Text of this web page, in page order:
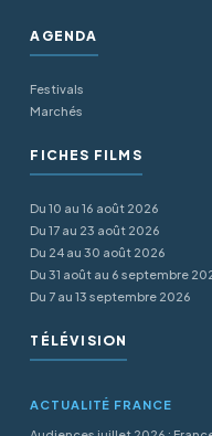
AGENDA
Festivals
Marchés
FICHES FILMS
Du 10 au 16 août 2026
Du 17 au 23 août 2026
Du 24 au 30 août 2026
Du 31 août au 6 septembre
Du 7 au 13 septembre 2026
TÉLÉVISION
ACTUALITÉ FRANCE